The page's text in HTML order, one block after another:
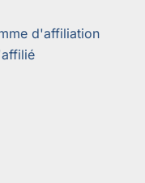
d'affiliation